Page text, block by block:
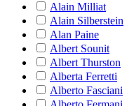
Alain Milliat
Alain Silberstein
Alan Paine
Albert Sounit
Albert Thurston
Alberta Ferretti
Alberto Fasciani